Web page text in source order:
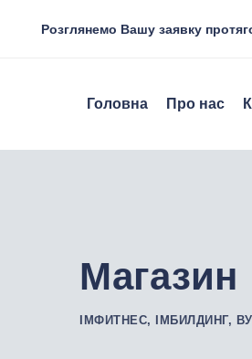
Розглянемо Вашу заявку
Головна Про нас
Магазин
ІМФИТНЕС, ІМБИЛДИНГ,